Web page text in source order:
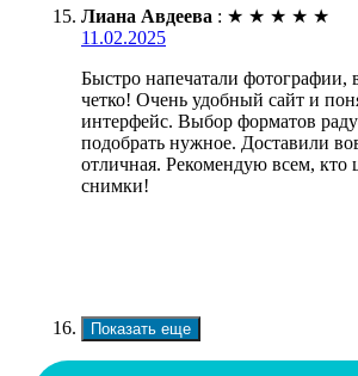
Лиана Авдеева : ★ ★ ★ ★ ★
11.02.2025
Быстро напечатали фотографии,
четко! Очень удобный сайт и
интерфейс. Выбор форматов
подобрать нужное. Доставили
отличная. Рекомендую всем, кто
снимки!
Показать еще